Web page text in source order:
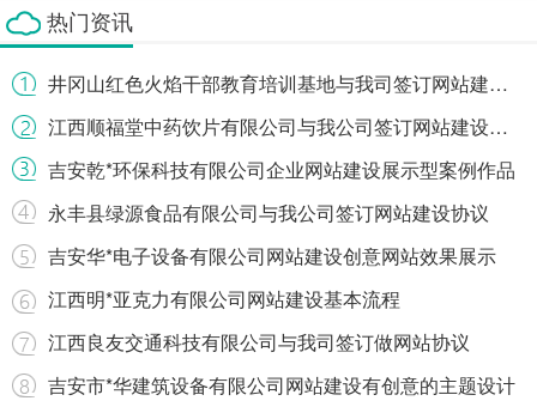
热门资讯
井冈山红色火焰干部教育培训基地与我司签订网站建设协议
江西顺福堂中药饮片有限公司与我公司签订网站建设条款
吉安乾*环保科技有限公司企业网站建设展示型案例作品
永丰县绿源食品有限公司与我公司签订网站建设协议
吉安华*电子设备有限公司网站建设创意网站效果展示
江西明*亚克力有限公司网站建设基本流程
江西良友交通科技有限公司与我司签订做网站协议
吉安市*华建筑设备有限公司网站建设有创意的主题设计